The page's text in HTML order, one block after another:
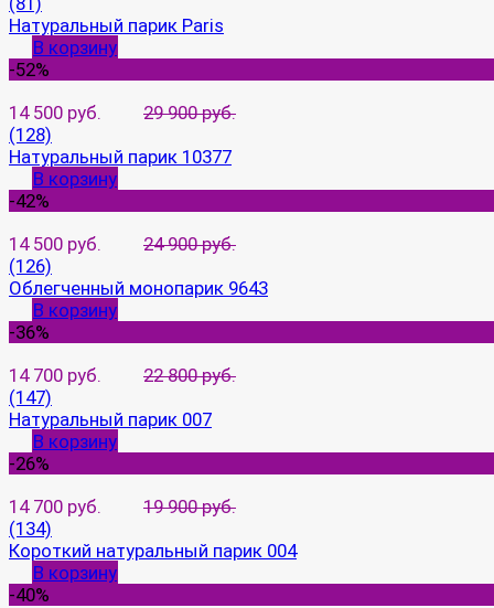
Натуральный парик Paris
В корзину
-52%
14 500 руб.
29 900 руб.
(128)
Натуральный парик 10377
В корзину
-42%
14 500 руб.
24 900 руб.
(126)
Облегченный монопарик 9643
В корзину
-36%
14 700 руб.
22 800 руб.
(147)
Натуральный парик 007
В корзину
-26%
14 700 руб.
19 900 руб.
(134)
Короткий натуральный парик 004
В корзину
-40%